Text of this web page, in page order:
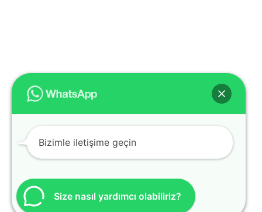
Size nasıl yardımcı olabiliriz?
Bizimle iletişime geçin